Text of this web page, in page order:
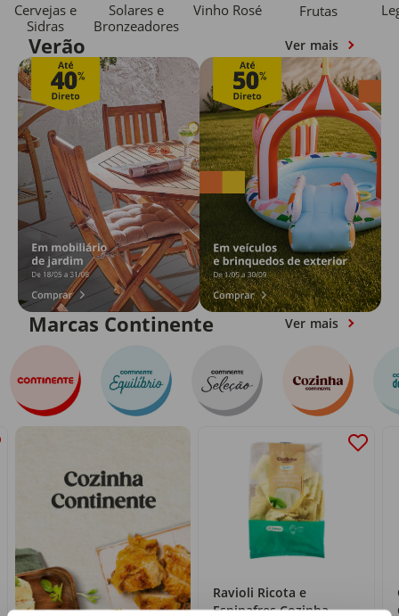
Cervejas e
Sidras
Solares e
Bronzeadores
Vinho Rosé Frutas
Verão Ver mais
Marcas Continente Ver mais
Ravioli Ricota e
Espinafres Cozinha